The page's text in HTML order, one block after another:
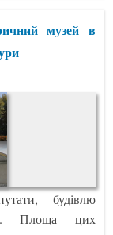
музей в
будівлю
Площа цих